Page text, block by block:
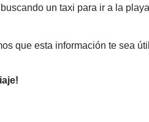
un taxi para ir a la
que esta información te sea